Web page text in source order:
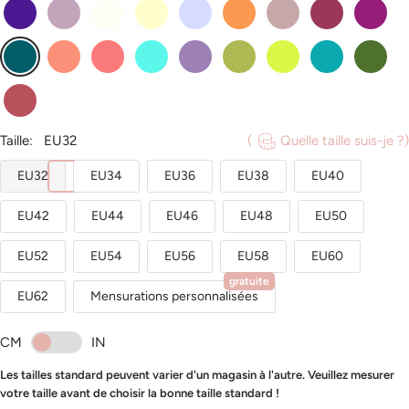
regenceglycine jonquillelavandemandarinevintage_mauve
mure orchidee
paon papaye pastequespa tahiti trefle vert_citron
jade mousse
rose_cannelle
Taille: EU32 ( Quelle taille suis-je ?)
EU32 EU34 EU36 EU38 EU40
EU42 EU44 EU46 EU48 EU50
EU52 EU54 EU56 EU58 EU60
EU62 Mensurations personnalisées
gratuite
CM IN
Les tailles standard peuvent varier d'un magasin à l'autre. Veuillez mesurer
votre taille avant de choisir la bonne taille standard !